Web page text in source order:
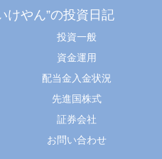
けやん”の投資日記
投資一般
資金運用
配当金入金状況
先進国株式
証券会社
お問い合わせ